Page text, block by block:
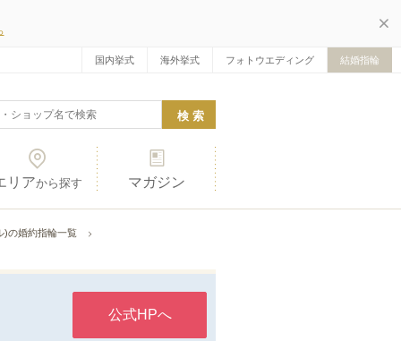
国内挙式 海外挙式 フォトウエディング 結婚指輪
リアから探す マガジン
)の婚約指輪一覧
公式HPへ